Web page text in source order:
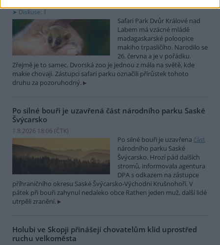
Diskuse: 1
Safari Park Dvůr Králové nad
Labem má vzácné mládě
madagaskarské poloopice
makiho trpasličího. Narodilo se
26. června a je v pořádku.
Zřejmě je to samec. Dvorská zoo je jednou z mála na světě, kde
makie chovají. Zástupci safari parku označili přírůstek tohoto
druhu za pozoruhodný.
Po silné bouři je uzavřená část národního parku Saské
Švýcarsko
1.8.2026 18:06 (ČTK)
Po silné bouři je uzavřena část
národního parku Saské
Švýcarsko. Hrozí pád dalších
stromů, informovala agentura
DPA s odkazem na zástupce
příhraničního okresu Saské Švýcarsko-Východní Krušnohoří. V
pátek při bouři zahynul nedaleko obce Rathen jeden muž, další lidé
utrpěli zranění.
Holubi ve Skopji přinášejí chovatelům klid uprostřed
ruchu velkoměsta